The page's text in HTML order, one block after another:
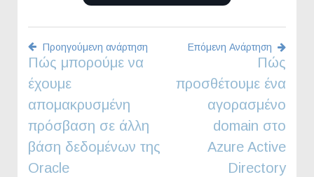
Πλοήγηση
άρθρων
Προηγούμενη ανάρτηση
Πώς μπορούμε να
έχουμε
απομακρυσμένη
πρόσβαση σε άλλη
βάση δεδομένων της
Oracle
Επόμενη Ανάρτηση
Πώς
προσθέτουμε ένα
αγορασμένο
domain στο
Azure Active
Directory